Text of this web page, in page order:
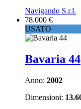
Navigando S.r.l.
78.000 €
USATO
Bavaria 44
Anno: 2002
Dimensioni: